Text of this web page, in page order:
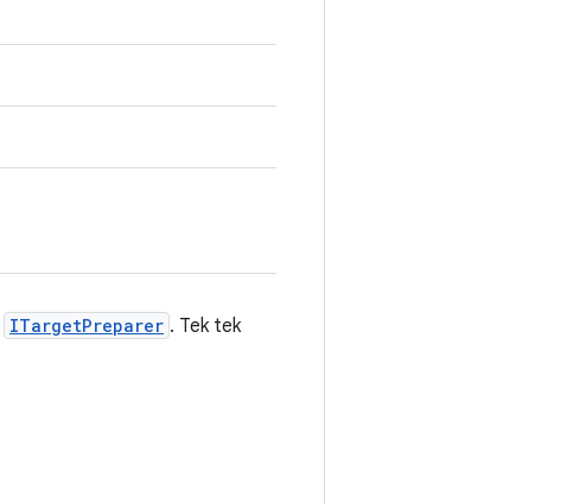
ITargetPreparer . Tek tek